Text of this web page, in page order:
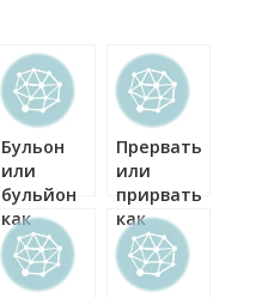
Бульон
или
бульйон
как
правильно?
Прервать
или
прирвать
как
правильно?